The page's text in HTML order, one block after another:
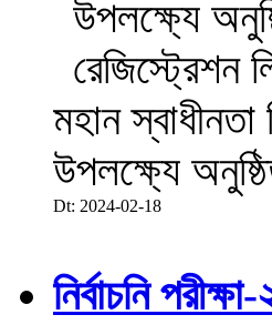
মহান
উপলক্ষ্যে
Dt: 2024-02-18
নির্বাচনি